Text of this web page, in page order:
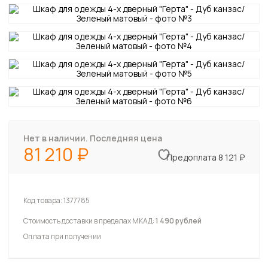
Нет в наличии. Последняя цена
81 210 Предоплата 8 121 ₽
Код товара:1377785
Стоимость доставки в пределах МКАД:1 490 рублей
Оплата при получении